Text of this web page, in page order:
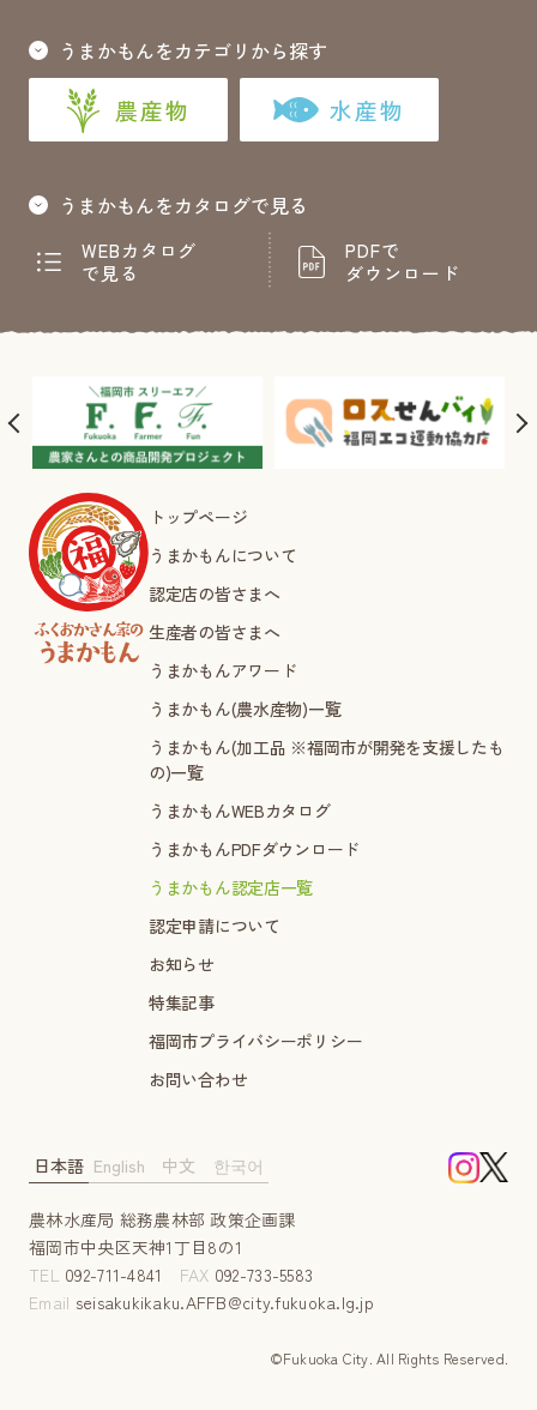
うまかもんをカテゴリから探す
農産物 水産物
うまかもんをカタログで見る
WEBカタログ
で見る
PDFで
ダウンロード
トップページ
うまかもんについて
認定店の皆さまへ
生産者の皆さまへ
うまかもんアワード
うまかもん(農水産物)一覧
うまかもん(加工品 ※福岡市が開発を支援したも
の)一覧
うまかもんWEBカタログ
うまかもんPDFダウンロード
うまかもん認定店一覧
認定申請について
お知らせ
特集記事
福岡市プライバシーポリシー
お問い合わせ
農林水産局 総務農林部 政策企画課
福岡市中央区天神1丁目8の1
TEL 092-711-4841 FAX 092-733-5583
Email seisakukikaku.AFFB@city.fukuoka.lg.jp
©Fukuoka City. AII Rights Reserved.
日本語 English 中文 한국어